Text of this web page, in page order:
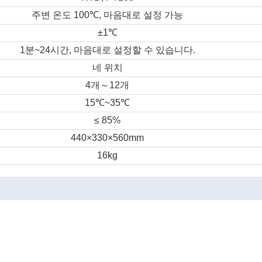
주변 온도 100℃, 마음대로 설정 가능
±1℃
1분~24시간, 마음대로 설정할 수 있습니다.
네
위치
4개 ～ 12개
15℃~35℃
≤ 85%
440×330×560mm
16kg